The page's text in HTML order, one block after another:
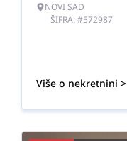
NOVI SAD
ŠIFRA: #572987
Više o nekretnini >